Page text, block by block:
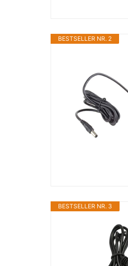
BESTSELLER NR. 2
BESTSELLER NR. 3